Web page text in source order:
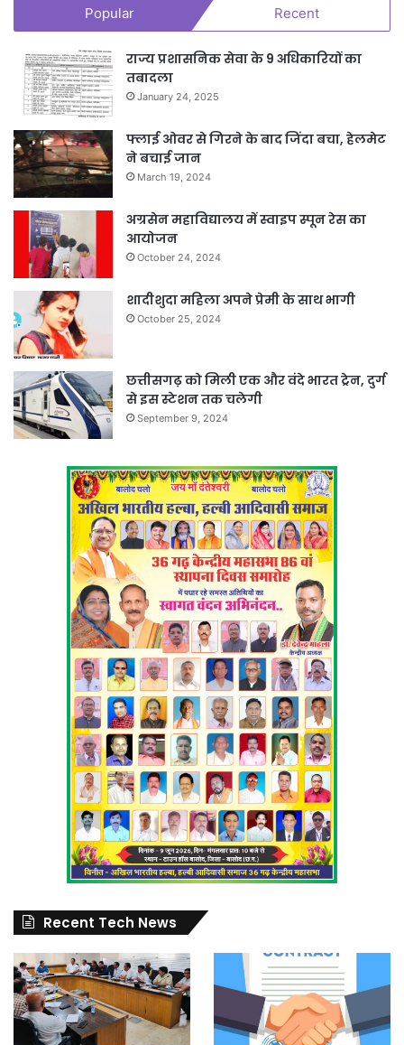
Popular Recent
राज्य प्रशासनिक सेवा के 9 अधिकारियों का
तबादला
January 24, 2025
फ्लाई ओवर से गिरने के बाद जिंदा बचा, हेलमेट
ने बचाई जान
March 19, 2024
अग्रसेन महाविद्यालय में स्वाइप स्पून रेस का
आयोजन
October 24, 2024
शादीशुदा महिला अपने प्रेमी के साथ भागी
October 25, 2024
छत्तीसगढ़ को मिली एक और वंदे भारत ट्रेन, दुर्ग
से इस स्टेशन तक चलेगी
September 9, 2024
Recent Tech News